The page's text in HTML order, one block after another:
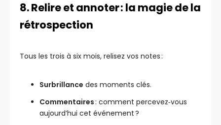
8. Relire et annoter : la magie de la
rétrospection
Tous les trois à six mois, relisez vos notes :
Surbrillance des moments clés.
Commentaires: comment percevez‑vous
aujourd’hui cet événement ?